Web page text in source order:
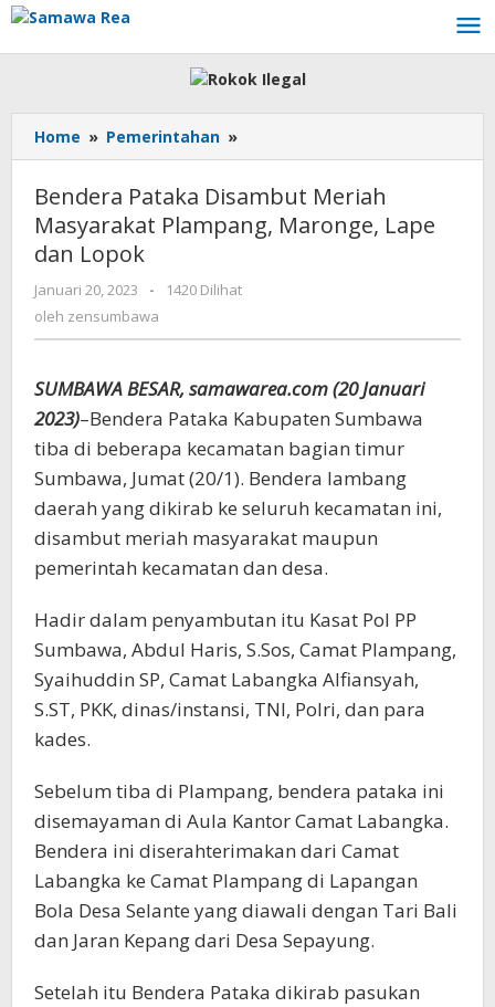
Lewati
konten
Home » Pemerintahan »
Pataka
Meriah
Masyarakat
Lape
Lopok
Bendera Pataka Disambut Meriah
Masyarakat Plampang, Maronge, Lape
dan Lopok
Januari 20, 2023
oleh
zensumbawa
-
1420 Dilihat
oleh zensumbawa
SUMBAWA BESAR, samawarea.com (20 Januari
2023)–Bendera Pataka Kabupaten Sumbawa
tiba di beberapa kecamatan bagian timur
Sumbawa, Jumat (20/1). Bendera lambang
daerah yang dikirab ke seluruh kecamatan ini,
disambut meriah masyarakat maupun
pemerintah kecamatan dan desa.
Hadir dalam penyambutan itu Kasat Pol PP
Sumbawa, Abdul Haris, S.Sos, Camat Plampang,
Syaihuddin SP, Camat Labangka Alfiansyah,
S.ST, PKK, dinas/instansi, TNI, Polri, dan para
kades.
Sebelum tiba di Plampang, bendera pataka ini
disemayaman di Aula Kantor Camat Labangka.
Bendera ini diserahterimakan dari Camat
Labangka ke Camat Plampang di Lapangan
Bola Desa Selante yang diawali dengan Tari Bali
dan Jaran Kepang dari Desa Sepayung.
Setelah itu Bendera Pataka dikirab pasukan